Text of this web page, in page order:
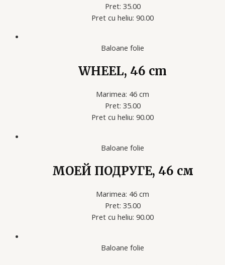
Pret: 35.00
Pret cu heliu: 90.00
Baloane folie
WHEEL, 46 cm
Marimea: 46 cm
Pret: 35.00
Pret cu heliu: 90.00
Baloane folie
МОЕЙ ПОДРУГЕ, 46 см
Marimea: 46 cm
Pret: 35.00
Pret cu heliu: 90.00
Baloane folie